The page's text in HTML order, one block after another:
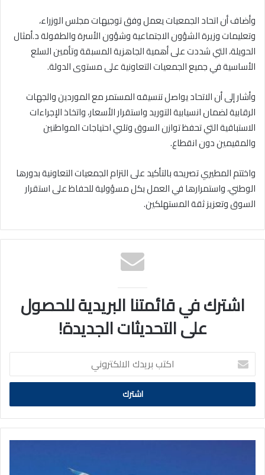
وأضاف أن اتحاد الجمعيات يعمل وفق توجيهات مجلس الوزراء،
وتعليمات وزيرة الشؤون الاجتماعية وشؤون الأسرة والطفولة د.أمثال
الحويلة، التي شددت على أهمية الجاهزية المسبقة وتأمين السلع
الأساسية في جميع الجمعيات التعاونية على مستوى الدولة.
وأشار إلى أن الاتحاد يواصل تنسيقه المستمر مع الموردين والجهات
الرقابية لضمان انسيابية التوريد واستقرار الأسعار، واتخاذ الإجراءات
الاستباقية التي تحفظ توازن السوق وتلبي احتياجات المواطنين
والمقيمين دون انقطاع.
واختتم المطيري تصريحه بالتأكيد على التزام الجمعيات التعاونية بدورها
الوطني، واستمرارها في العمل بكل مسؤولية للحفاظ على استقرار
السوق وتعزيز ثقة المستهلكين.
اشترك في قائمتنا البريدية للحصول
على التحديثات الجديدة!
اكتب
بريدك
الالكتروني